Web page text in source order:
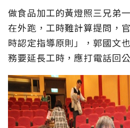
做食品加工的黃燈照三兄弟
在外跑，工時難計算提問，
時認定指導原則」，郭國文
務要延長工時，應打電話回